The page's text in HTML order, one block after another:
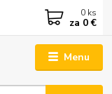
Menu
0 ks
za 0 €